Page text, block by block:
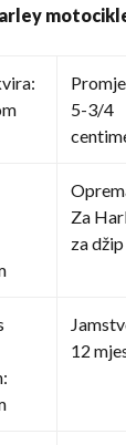
5-3/4
Za
za džip
12